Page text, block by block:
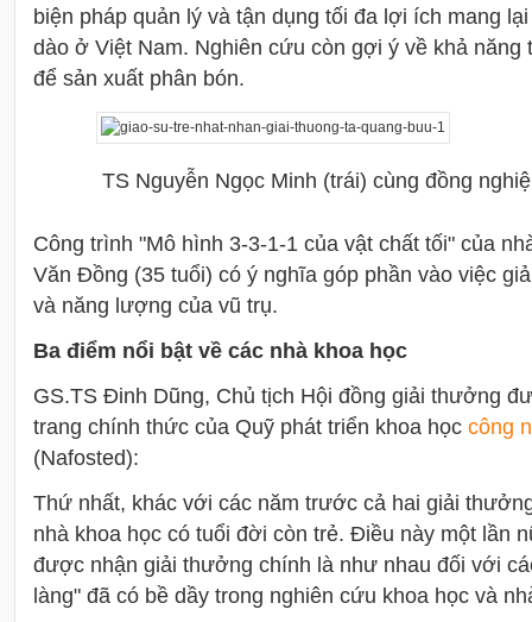
biện pháp quản lý và tận dụng tối đa lợi ích mang
dào ở Việt Nam. Nghiên cứu còn gợi ý về khả năng
để sản xuất phân bón.
TS Nguyễn Ngọc Minh (trái) cùng đồng
Công trình "Mô hình 3-3-1-1 của vật chất tối" của
Văn Đồng (35 tuổi) có ý nghĩa góp phần vào việc
và năng lượng của vũ trụ.
Ba điểm nổi bật về các nhà khoa học
GS.TS Đinh Dũng, Chủ tịch Hội đồng giải thưởng
trang chính thức của Quỹ phát triển khoa học công
(Nafosted):
Thứ nhất, khác với các năm trước cả hai giải
nhà khoa học có tuổi đời còn trẻ. Điều này một lần
được nhận giải thưởng chính là như nhau đối với
làng" đã có bề dầy trong nghiên cứu khoa học và